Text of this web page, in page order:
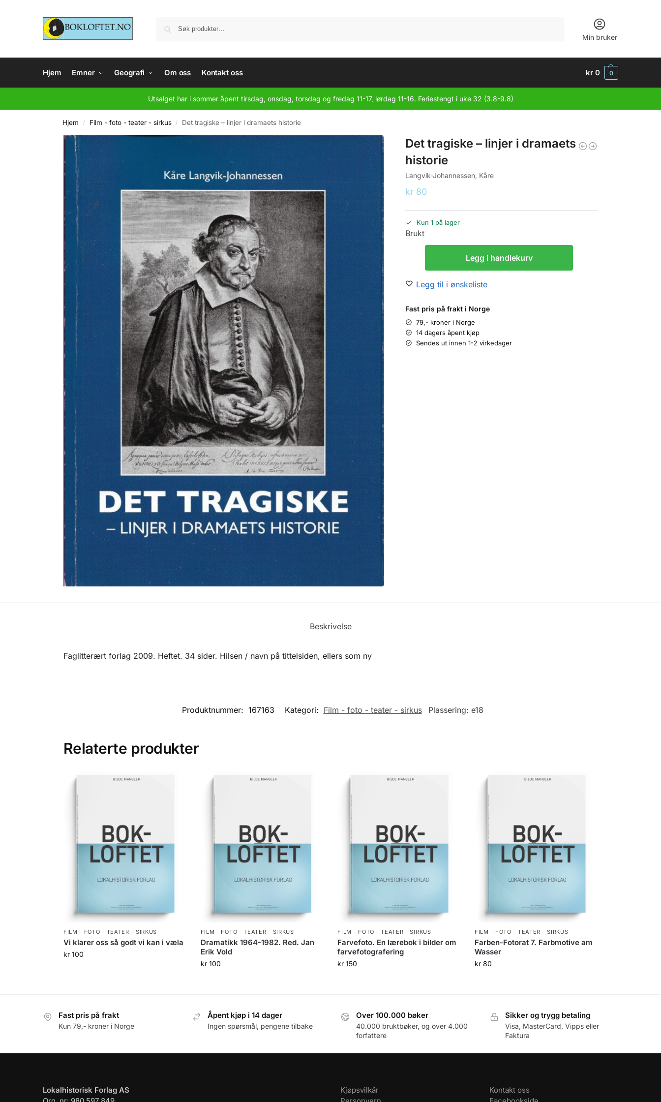
Min bruker
Hjem Emner Geografi Om oss Kontakt oss kr 0 0
Utsalget har i sommer åpent tirsdag, onsdag, torsdag og fredag 11-17, lørdag 11-16. Feriestengt i uke 32 (3.8-9.8)
Hjem / Film - foto - teater - sirkus / Det tragiske – linjer i dramaets historie
Det tragiske – linjer i dramaets
historie
Langvik-Johannessen, Kåre
kr 80
Kun 1 på lager
Brukt
Legg i handlekurv
Legg til i ønskeliste
Fast pris på frakt i Norge
79,- kroner i Norge
14 dagers åpent kjøp
Sendes ut innen 1-2 virkedager
Beskrivelse
Faglitterært forlag 2009. Heftet. 34 sider. Hilsen / navn på tittelsiden, ellers som ny
Produktnummer: 167163 Kategori: Film - foto - teater - sirkus Plassering: e18
Relaterte produkter
FILM - FOTO - TEATER - SIRKUS
Vi klarer oss så godt vi kan i væla
kr100
FILM - FOTO - TEATER - SIRKUS
Dramatikk 1964-1982. Red. Jan
Erik Vold
kr100
FILM - FOTO - TEATER - SIRKUS
Farvefoto. En lærebok i bilder om
farvefotografering
kr 150
FILM - FOTO - TEATER - SIRKUS
Farben-Fotorat 7. Farbmotive am
Wasser
kr 80
Fast pris på frakt
Kun 79,- kroner i Norge
Åpent kjøp i 14 dager
Ingen spørsmål, pengene tilbake
Over 100.000 bøker
40.000 bruktbøker, og over 4.000
forfattere
Sikker og trygg betaling
Visa, MasterCard, Vipps eller
Faktura
Lokalhistorisk Forlag AS
Kjøpsvilkår
Kontakt oss